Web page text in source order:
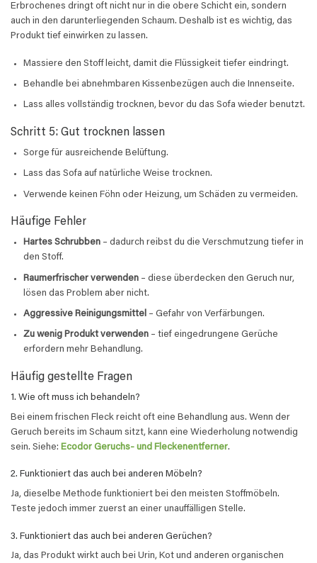
Erbrochenes dringt oft nicht nur in die obere Schicht ein, sondern
auch in den darunterliegenden Schaum. Deshalb ist es wichtig, das
Produkt tief einwirken zu lassen.
Massiere den Stoff leicht, damit die Flüssigkeit tiefer eindringt.
Behandle bei abnehmbaren Kissenbezügen auch die Innenseite.
Lass alles vollständig trocknen, bevor du das Sofa wieder benutzt.
Schritt 5: Gut trocknen lassen
Sorge für ausreichende Belüftung.
Lass das Sofa auf natürliche Weise trocknen.
Verwende keinen Föhn oder Heizung, um Schäden zu vermeiden.
Häufige Fehler
Hartes Schrubben– dadurch reibst du die Verschmutzung tiefer in
den Stoff.
Raumerfrischer verwenden– diese überdecken den Geruch nur,
lösen das Problem aber nicht.
Aggressive Reinigungsmittel – Gefahr von Verfärbungen.
Zu wenig Produkt verwenden– tief eingedrungene Gerüche
erfordern mehr Behandlung.
Häufig gestellte Fragen
1. Wie oft muss ich behandeln?
Bei einem frischen Fleck reicht oft eine Behandlung aus. Wenn der
Geruch bereits im Schaum sitzt, kann eine Wiederholung notwendig
sein. Siehe: Ecodor Geruchs- und Fleckenentferner.
2. Funktioniert das auch bei anderen Möbeln?
Ja, dieselbe Methode funktioniert bei den meisten Stoffmöbeln.
Teste jedoch immer zuerst an einer unauffälligen Stelle.
3. Funktioniert das auch bei anderen Gerüchen?
Ja, das Produkt wirkt auch bei Urin, Kot und anderen organischen